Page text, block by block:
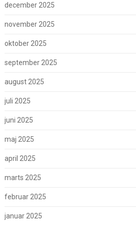
december 2025
november 2025
oktober 2025
september 2025
august 2025
juli 2025
juni 2025
maj 2025
april 2025
marts 2025
februar 2025
januar 2025